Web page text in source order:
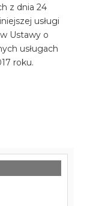
z dnia 24
usługi
Ustawy o
usługach
roku.